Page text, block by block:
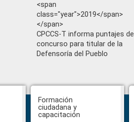
<span
class="year">2019</span>
</span>
CPCCS-T informa puntajes del
concurso para titular de la
Defensoría del Pueblo
Formación
ciudadana y
capacitación
Hasta el 31 de julio se podrán
presentar impugnaciones en
contra de los postulantes al
concurso para designar Fiscal